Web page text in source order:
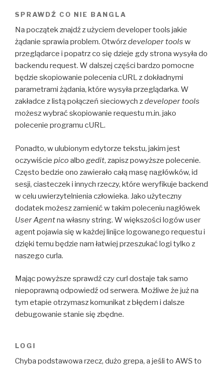
SPRAWDŹ CO NIE BANGLA
Na początek znajdź z użyciem developer tools jakie
żądanie sprawia problem. Otwórzdeveloper tools w
przeglądarce i popatrz co się dzieje gdy strona wysyła do
backendu request. W dalszej części bardzo pomocne
będzie skopiowanie polecenia cURL z dokładnymi
parametrami żądania, które wysyła przeglądarka. W
zakładce z listą połączeń sieciowych zdeveloper tools
możesz wybrać skopiowanie requestu m.in. jako
polecenie programu cURL.
Ponadto, w ulubionym edytorze tekstu, jakim jest
oczywiście picoalbo gedit, zapisz powyższe polecenie.
Często bedzie ono zawierało całą masę nagłówków, id
sesji, ciasteczek i innych rzeczy, które weryfikuje backend
w celu uwierzytelnienia człowieka. Jako użyteczny
dodatek możesz zamienić w takim poleceniu nagłówek
User Agentna własny string. W większości logów user
agent pojawia się w każdej linijce logowanego requestu i
dzięki temu będzie nam łatwiej przeszukać logi tylko z
naszego curla.
Mając powyższe sprawdź czy curl dostaje tak samo
niepoprawną odpowiedź od serwera. Możliwe że już na
tym etapie otrzymasz komunikat z błędem i dalsze
debugowanie stanie się zbędne.
LOGI
Chyba podstawowa rzecz, dużo grepa, a jeśli to AWS to